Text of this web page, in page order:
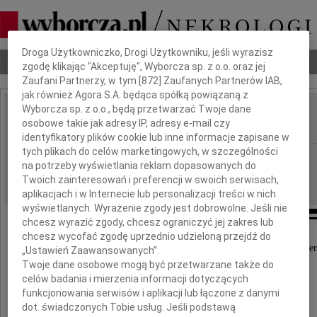
Nekrologi Odeszli Poradnik pogrzebowy
IMIĘ I NAZWISKO: Lech Nowak
REGION: Poznań
DATA EMISJI: 12.05.2026
Z głębokim żalem przyjęliśmy wiadomość o
Dr. Lecha Nowaka
Dbamy o Twoją prywatność
Droga Użytkowniczko, Drogi Użytkowniku, jeśli wyrazisz
zgodę klikając "Akceptuję", Wyborcza sp. z o.o. oraz jej
Zaufani Partnerzy, w tym [872 ] Zaufanych Partnerów IAB,
jak również Agora S.A. będąca spółką powiązaną z
Wyborcza sp. z o.o., będą przetwarzać Twoje dane
osobowe takie jak adresy IP, adresy e-mail czy
identyfikatory plików cookie lub inne informacje zapisane w
tych plikach do celów marketingowych, w szczególności
na potrzeby wyświetlania reklam dopasowanych do
Twoich zainteresowań i preferencji w swoich serwisach,
aplikacjach i w Internecie lub personalizacji treści w nich
wyświetlanych. Wyrażenie zgody jest dobrowolne. Jeśli nie
chcesz wyrazić zgody, chcesz ograniczyć jej zakres lub
chcesz wycofać zgodę uprzednio udzieloną przejdź do
„Ustawień Zaawansowanych”.
Twoje dane osobowe mogą być przetwarzane także do
celów badania i mierzenia informacji dotyczących
funkcjonowania serwisów i aplikacji lub łączone z danymi
dot. świadczonych Tobie usług. Jeśli podstawą